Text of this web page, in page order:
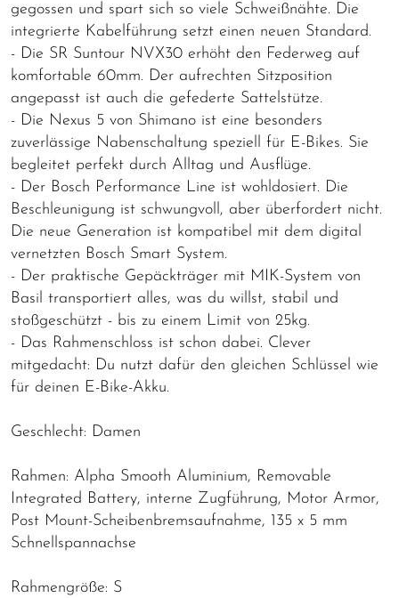
gegossen und spart sich so viele Schweißnähte. Die
integrierte Kabelführung setzt einen neuen Standard.
- Die SR Suntour NVX30 erhöht den Federweg auf
komfortable 60mm. Der aufrechten Sitzposition
angepasst ist auch die gefederte Sattelstütze.
- Die Nexus 5 von Shimano ist eine besonders
zuverlässige Nabenschaltung speziell für E-Bikes. Sie
begleitet perfekt durch Alltag und Ausflüge.
- Der Bosch Performance Line ist wohldosiert. Die
Beschleunigung ist schwungvoll, aber überfordert nicht.
Die neue Generation ist kompatibel mit dem digital
vernetzten Bosch Smart System.
- Der praktische Gepäckträger mit MIK-System von
Basil transportiert alles, was du willst, stabil und
stoßgeschützt - bis zu einem Limit von 25kg.
- Das Rahmenschloss ist schon dabei. Clever
mitgedacht: Du nutzt dafür den gleichen Schlüssel wie
für deinen E-Bike-Akku.
Geschlecht: Damen
Rahmen: Alpha Smooth Aluminium, Removable
Integrated Battery, interne Zugführung, Motor Armor,
Post Mount-Scheibenbremsaufnahme, 135 x 5 mm
Schnellspannachse
Rahmengröße: S